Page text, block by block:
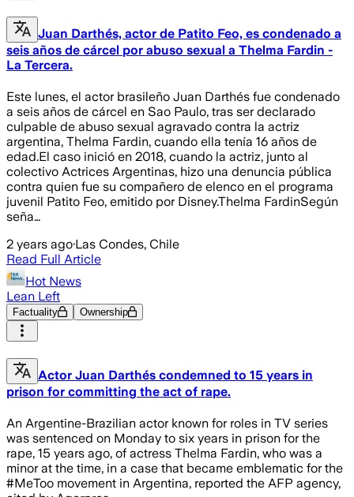
Juan Darthés, actor de Patito Feo, es condenado a
seis años de cárcel por abuso sexual a Thelma Fardin -
La Tercera.
Este lunes, el actor brasileño Juan Darthés fue condenado
a seis años de cárcel en Sao Paulo, tras ser declarado
culpable de abuso sexual agravado contra la actriz
argentina, Thelma Fardin, cuando ella tenía 16 años de
edad.El caso inició en 2018, cuando la actriz, junto al
colectivo Actrices Argentinas, hizo una denuncia pública
contra quien fue su compañero de elenco en el programa
juvenil Patito Feo, emitido por Disney.Thelma FardinSegún
seña…
2 years ago·Las Condes, Chile
Read Full Article
Hot News
Lean Left
Factuality Ownership
Actor Juan Darthés condemned to 15 years in
prison for committing the act of rape.
An Argentine-Brazilian actor known for roles in TV series
was sentenced on Monday to six years in prison for the
rape, 15 years ago, of actress Thelma Fardin, who was a
minor at the time, in a case that became emblematic for the
#MeToo movement in Argentina, reported the AFP agency,